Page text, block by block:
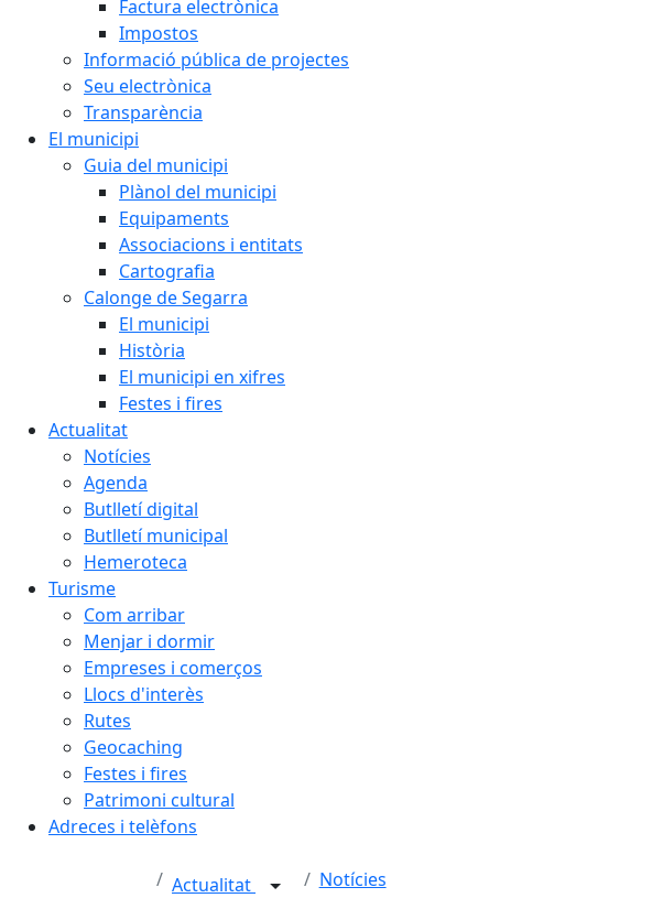
Factura electrònica
Impostos
Informació pública de projectes
Seu electrònica
Transparència
El municipi
Guia del municipi
Plànol del municipi
Equipaments
Associacions i entitats
Cartografia
Calonge de Segarra
El municipi
Història
El municipi en xifres
Festes i fires
Actualitat
Notícies
Agenda
Butlletí digital
Butlletí municipal
Hemeroteca
Turisme
Com arribar
Menjar i dormir
Empreses i comerços
Llocs d'interès
Rutes
Geocaching
Festes i fires
Patrimoni cultural
Adreces i telèfons
Actualitat Notícies